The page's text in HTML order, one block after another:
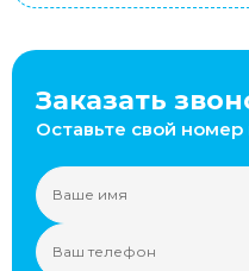
Заказать
Оставьте свой